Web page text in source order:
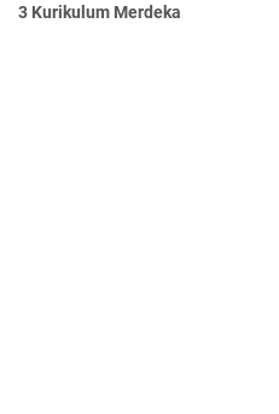
3 Kurikulum Merdeka